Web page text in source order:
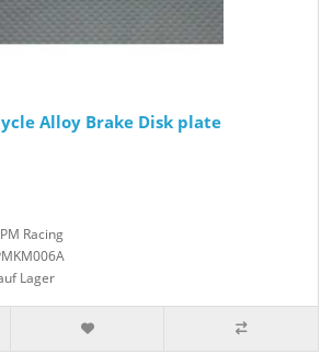
Alloy Brake Disk plate
Racing
Lager